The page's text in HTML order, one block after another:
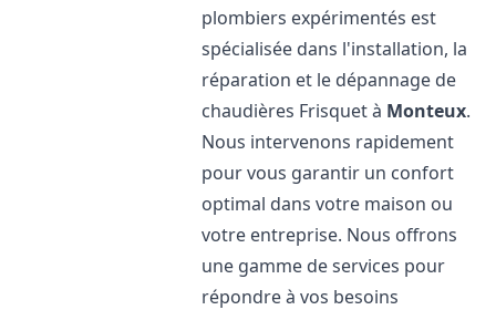
plombiers expérimentés est
spécialisée dans l'installation, la
réparation et le dépannage de
chaudières Frisquet à Monteux.
Nous intervenons rapidement
pour vous garantir un confort
optimal dans votre maison ou
votre entreprise. Nous offrons
une gamme de services pour
répondre à vos besoins